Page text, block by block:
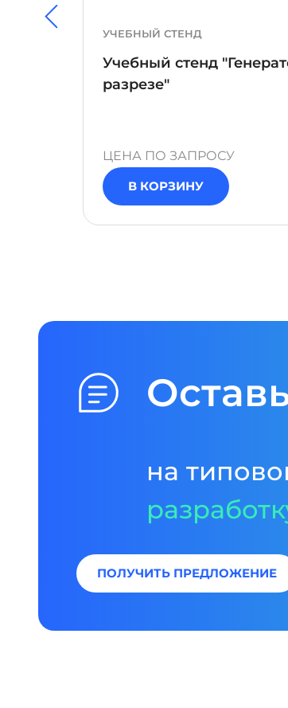
УЧЕБНЫЙ СТЕНД
Учебный стенд
разрезе"
ЦЕНА ПО ЗАПРОСУ
В КОРЗИНУ
на
ПОЛУЧИТЬ ПРЕДЛОЖЕНИЕ